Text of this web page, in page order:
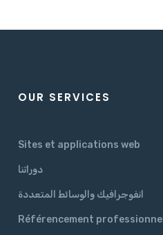
OUR SERVICES
Sites et applications web
دوراتنا
انفوجرافيك والوسائط المتعددة
Référencement professionnel